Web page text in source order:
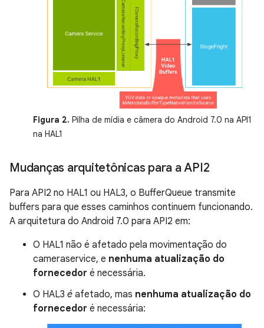
Figura 2. Pilha de mídia e câmera do Android 7.0 na API1
na HAL1
Mudanças arquitetônicas para a API2
Para API2 no HAL1 ou HAL3, o BufferQueue transmite
buffers para que esses caminhos continuem funcionando.
A arquitetura do Android 7.0 para API2 em:
O HAL1 não é afetado pela movimentação do
cameraservice, e nenhuma atualização do
fornecedor é necessária.
O HAL3 é afetado, mas nenhuma atualização do
fornecedor é necessária: